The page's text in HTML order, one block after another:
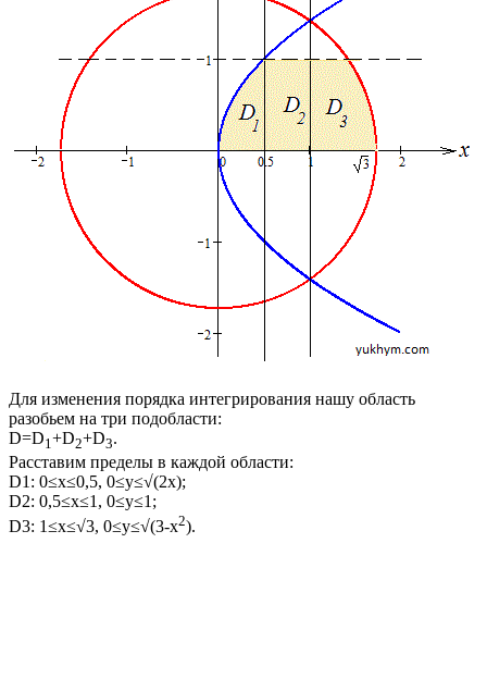
Для изменения порядка интегрирования нашу область
разобьем на три подобласти:
D=D1+D2+D3.
Расставим пределы в каждой области:
D1: 0≤x≤0,5, 0≤y≤√(2x);
D2: 0,5≤x≤1, 0≤y≤1;
D3: 1≤x≤√3, 0≤y≤√(3-x2).